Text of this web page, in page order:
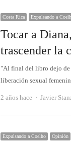
Costa Rica Expulsando a
Tocar a
trascender la
"Al final del libro dejo de
liberación sexual
2 años hace Autor
Javier
Expulsando a Coelho Opinión